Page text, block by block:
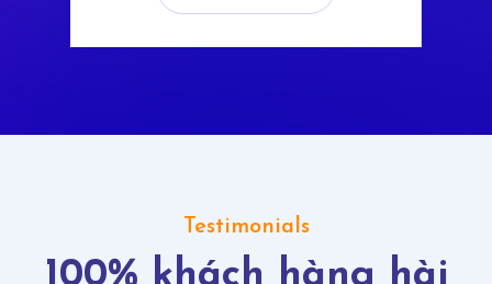
Testimonials